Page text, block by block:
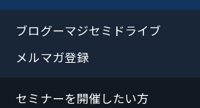
ブログーマジセミドライブ
メルマガ登録
セミナーを開催したい方